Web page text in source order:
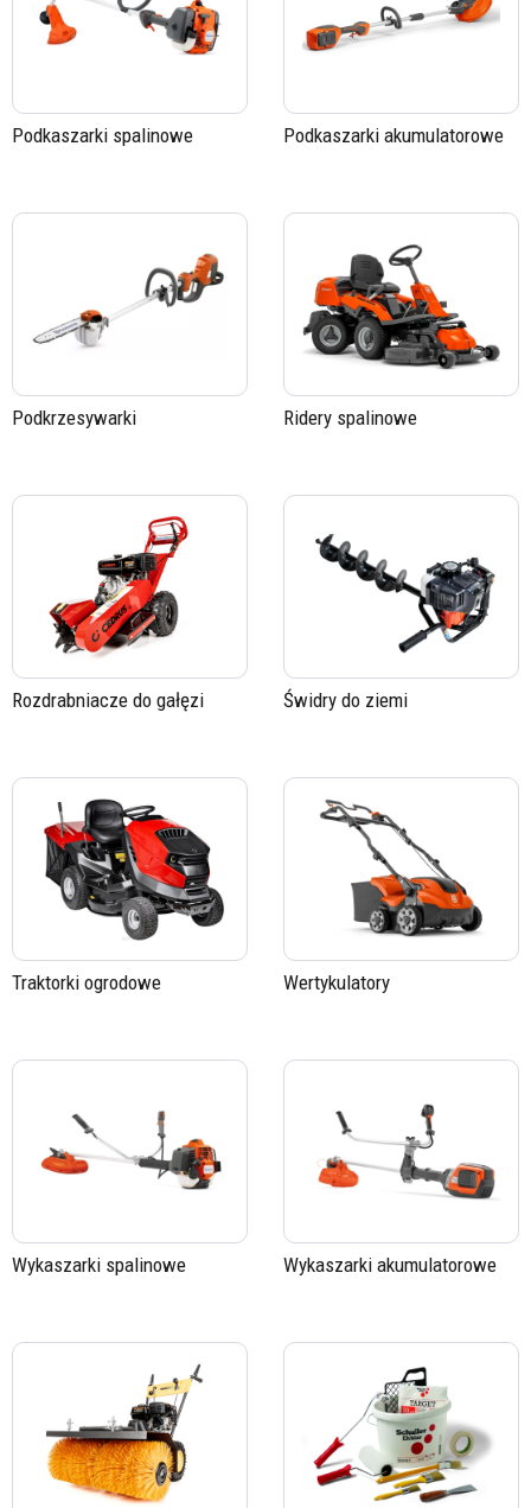
Podkaszarki spalinowe Podkaszarki akumulatorowe
Podkrzesywarki Ridery spalinowe
Rozdrabniacze do gałęzi Świdry do ziemi
Traktorki ogrodowe Wertykulatory
Wykaszarki spalinowe Wykaszarki akumulatorowe